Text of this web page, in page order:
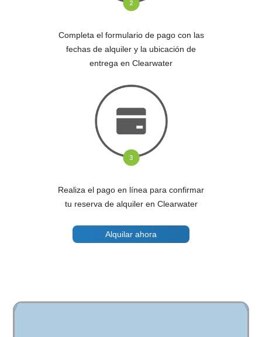
Completa el formulario de pago con las
fechas de alquiler y la ubicación de
entrega en Clearwater
Realiza el pago en línea para confirmar
tu reserva de alquiler en Clearwater
Alquilar ahora